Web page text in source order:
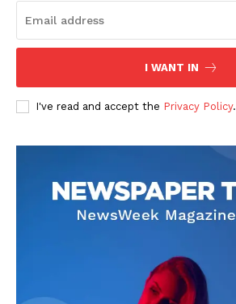
I WANT IN
I've read and accept the Privacy Policy.